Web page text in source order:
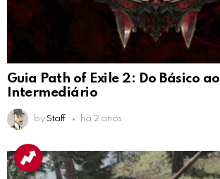
Guia Path of Exile 2: Do Básico ao
Intermediário
by Staff há 2 anos